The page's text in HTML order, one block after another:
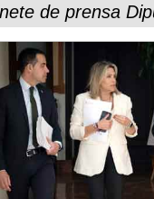
de prensa